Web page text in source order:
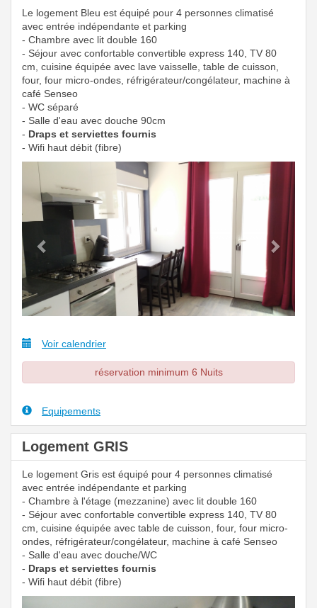
Le logement Bleu est équipé pour 4 personnes climatisé
avec entrée indépendante et parking
- Chambre avec lit double 160
- Séjour avec confortable convertible express 140, TV 80
cm, cuisine équipée avec lave vaisselle, table de cuisson,
four, four micro-ondes, réfrigérateur/congélateur, machine à
café Senseo
- WC séparé
- Salle d'eau avec douche 90cm
- Draps et serviettes fournis
- Wifi haut débit (fibre)
Voir calendrier
réservation minimum 6 Nuits
Equipements
Logement GRIS
Le logement Gris est équipé pour 4 personnes climatisé
avec entrée indépendante et parking
- Chambre à l'étage (mezzanine) avec lit double 160
- Séjour avec confortable convertible express 140, TV 80
cm, cuisine équipée avec table de cuisson, four, four micro-
ondes, réfrigérateur/congélateur, machine à café Senseo
- Salle d'eau avec douche/WC
- Draps et serviettes fournis
- Wifi haut débit (fibre)